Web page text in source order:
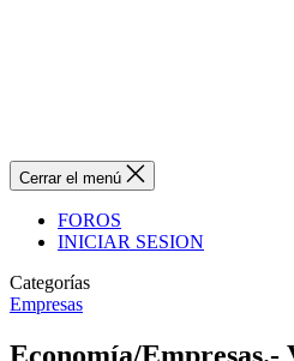
Cerrar el menú
FOROS
INICIAR SESION
Categorías
Empresas